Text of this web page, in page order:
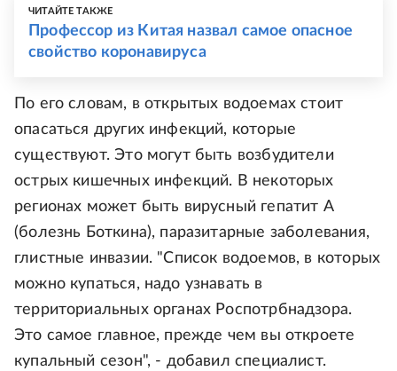
ЧИТАЙТЕ ТАКЖЕ
Профессор из Китая назвал самое опасное
свойство коронавируса
По его словам, в открытых водоемах стоит
опасаться других инфекций, которые
существуют. Это могут быть возбудители
острых кишечных инфекций. В некоторых
регионах может быть вирусный гепатит А
(болезнь Боткина), паразитарные заболевания,
глистные инвазии. "Список водоемов, в которых
можно купаться, надо узнавать в
территориальных органах Роспотрбнадзора.
Это самое главное, прежде чем вы откроете
купальный сезон", - добавил специалист.